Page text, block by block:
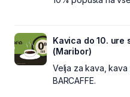
Kavica do 10.
(Maribor)
Velja za kava,
BARCAFFE.